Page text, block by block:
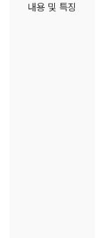
내용 및 특징